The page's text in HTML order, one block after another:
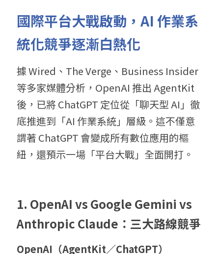
國際平台大戰啟動， AI 作業系
統化競爭逐漸白熱化
據 Wired、The Verge、Business Insider
等多家媒體分析，OpenAI 推出 AgentKit
後，已將 ChatGPT 定位從「聊天型 AI」徹
底推進到「AI 作業系統」層級。這不僅意
謂著 ChatGPT 會變成所有數位應用的樞
紐，還預示一場「平台大戰」全面開打。
1. OpenAI vs Google Gemini vs
Anthropic Claude： 三大路線競爭
OpenAI（AgentKit／ChatGPT）